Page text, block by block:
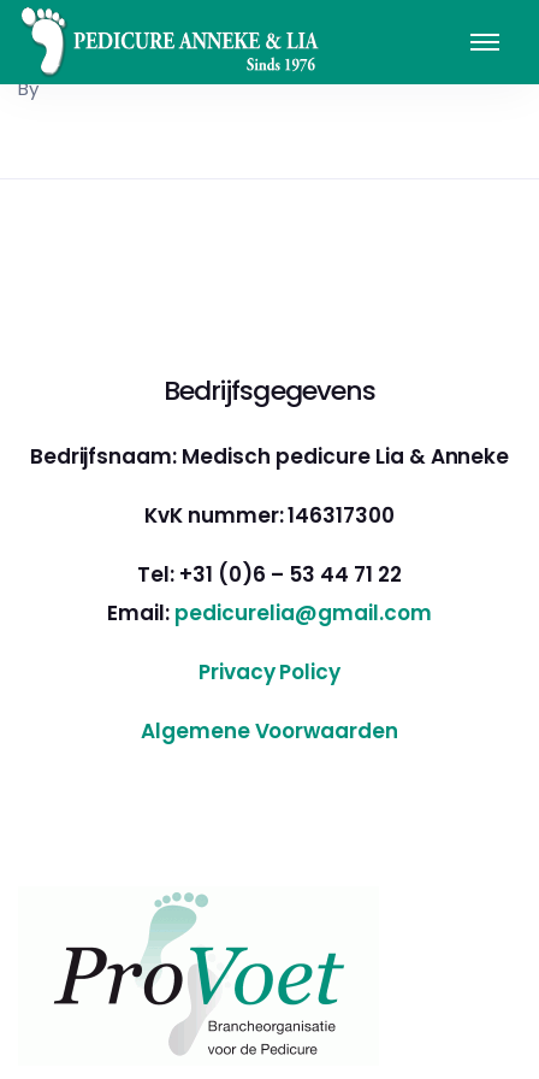
By
Bedrijfsgegevens
Bedrijfsnaam: Medisch pedicure Lia & Anneke
KvK nummer: 146317300
Tel: +31 (0)6 – 53 44 71 22
Email: pedicurelia@gmail.com
Privacy Policy
Algemene Voorwaarden